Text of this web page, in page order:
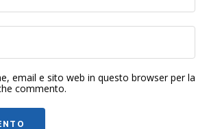
email e sito web in questo browser per la
commento.